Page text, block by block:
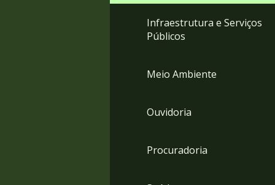
Infraestrutura e Serviços
Públicos
Meio Ambiente
Ouvidoria
Procuradoria